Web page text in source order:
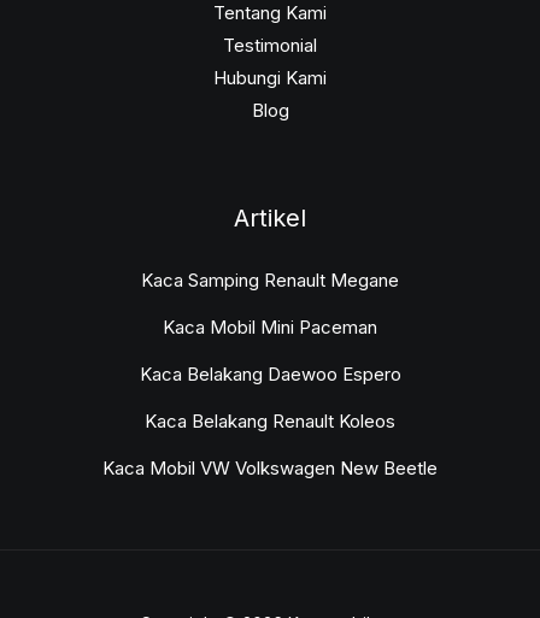
Tentang Kami
Testimonial
Hubungi Kami
Blog
Artikel
Kaca Samping Renault Megane
Kaca Mobil Mini Paceman
Kaca Belakang Daewoo Espero
Kaca Belakang Renault Koleos
Kaca Mobil VW Volkswagen New Beetle